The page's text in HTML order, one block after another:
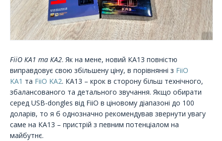
FiiO КА1 та КА2. Як на мене, новий КА13 повністю
виправдовує свою збільшену ціну, в порівнянні з FiiO
KA1 та FiiO KA2. КА13 – крок в сторону більш технічного,
збалансованого та детального звучання. Якщо обирати
серед USB-dongles від FiiO в ціновому діапазоні до 100
доларів, то я б однозначно рекомендував звернути увагу
саме на КА13 – пристрій з певним потенціалом на
майбутнє.